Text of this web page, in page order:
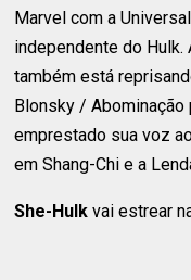
Marvel com a
independente do Hulk.
também está
Blonsky / Abominação
emprestado sua voz
em Shang-Chi e a
She-Hulk vai estrear